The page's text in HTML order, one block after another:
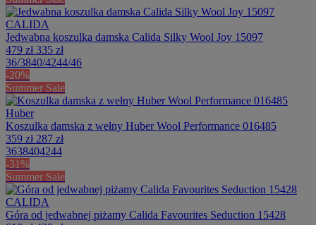
CALIDA
Jedwabna koszulka damska Calida Silky Wool Joy 15097
479 zł 335 zł
36/3840/4244/46
-20%
Summer Sale
Huber
Koszulka damska z wełny Huber Wool Performance 016485
359 zł 287 zł
3638404244
-31%
Summer Sale
CALIDA
Góra od jedwabnej piżamy Calida Favourites Seduction 15428